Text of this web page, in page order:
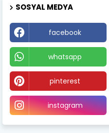
SOSYAL MEDYA
facebook
whatsapp
pinterest
instagram